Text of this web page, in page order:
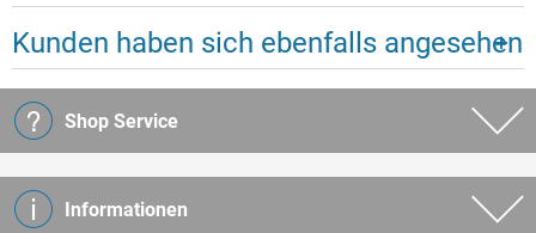
Kunden haben sich ebenfalls angesehen
Shop Service
Informationen